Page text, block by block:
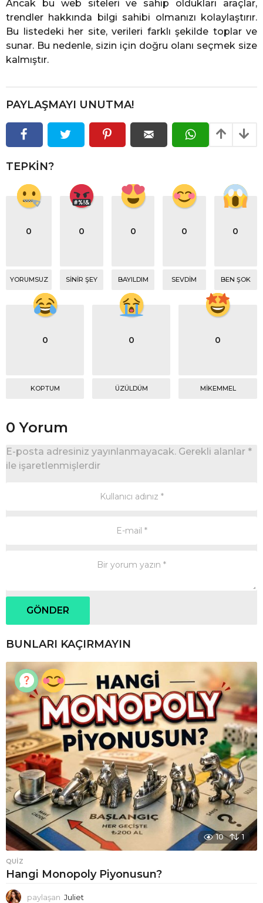
Ancak bu web siteleri ve sahip oldukları araçlar,
trendler hakkında bilgi sahibi olmanızı kolaylaştırır.
Bu listedeki her site, verileri farklı şekilde toplar ve
sunar. Bu nedenle, sizin için doğru olanı seçmek size
kalmıştır.
PAYLAŞMAYI UNUTMA!
TEPKIN?
0
YORUMSUZ
0
SINIR ŞEY
0
BAYILDIM
0
SEVDIM
0
BEN ŞOK
0
KOPTUM
0
ÜZÜLDÜM
0
MIKEMMEL
0 Yorum
E-posta adresiniz yayınlanmayacak. Gerekli alanlar *
ile işaretlenmişlerdir
BUNLARI KAÇIRMAYIN
10 1
QUIZ
Hangi Monopoly Piyonusun?
paylaşan Juliet